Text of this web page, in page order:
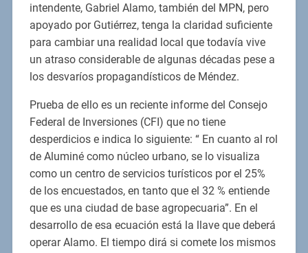
intendente, Gabriel Alamo, también del MPN, pero
apoyado por Gutiérrez, tenga la claridad suficiente
para cambiar una realidad local que todavía vive
un atraso considerable de algunas décadas pese a
los desvaríos propagandísticos de Méndez.
Prueba de ello es un reciente informe del Consejo
Federal de Inversiones (CFI) que no tiene
desperdicios e indica lo siguiente: “ En cuanto al rol
de Aluminé como núcleo urbano, se lo visualiza
como un centro de servicios turísticos por el 25%
de los encuestados, en tanto que el 32 % entiende
que es una ciudad de base agropecuaria”. En el
desarrollo de esa ecuación está la llave que deberá
operar Alamo. El tiempo dirá si comete los mismos